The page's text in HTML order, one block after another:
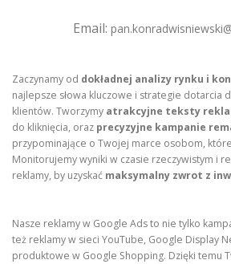
Email:
Zaczynamy od dokładnej analizy rynku i
najlepsze słowa kluczowe i strategie dotarcia
klientów. Tworzymy atrakcyjne teksty
do kliknięcia, oraz precyzyjne kampanie
przypominające o Twojej marce osobom,
Monitorujemy wyniki w czasie rzeczywistym i
reklamy, by uzyskać maksymalny zwrot z
Nasze reklamy w Google Ads to nie tylko
też reklamy w sieci YouTube, Google Display
produktowe w Google Shopping. Dzięki temu